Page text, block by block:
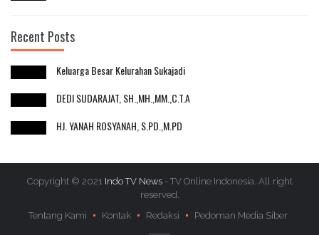
Recent Posts
Keluarga Besar Kelurahan Sukajadi
DEDI SUDARAJAT, SH.,MH.,MM.,C.T.A
HJ. YANAH ROSYANAH, S.PD.,M.PD
Copyright © 2021 Indo TV News - TV Online Indonesia. All right
reserved.
Tentang Kami
Kontak Redaksi Pedoman Media Siber